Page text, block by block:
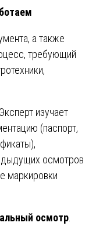
а также
требующий
. Эксперт изучает
(паспорт,
осмотров
маркировки
осмотр